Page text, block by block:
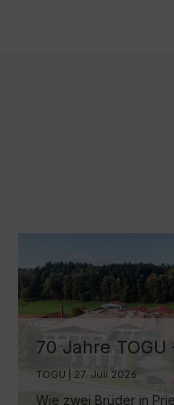
70 Jahre TOGU
Jahrzehnte
am Chiemsee
TOGU | 27. Juli 2026
Wie zwei Brüder in